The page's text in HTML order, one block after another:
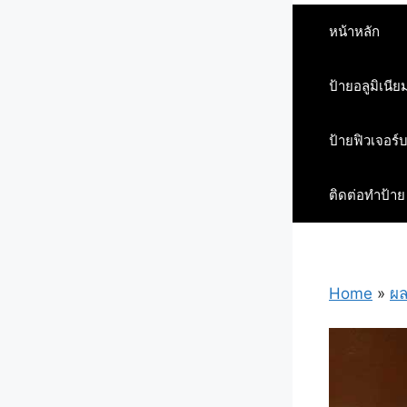
หน้าหลัก
ป้ายอลูมิเนีย
ป้ายฟิวเจอร์
ติดต่อทำป้าย
Home » ผ